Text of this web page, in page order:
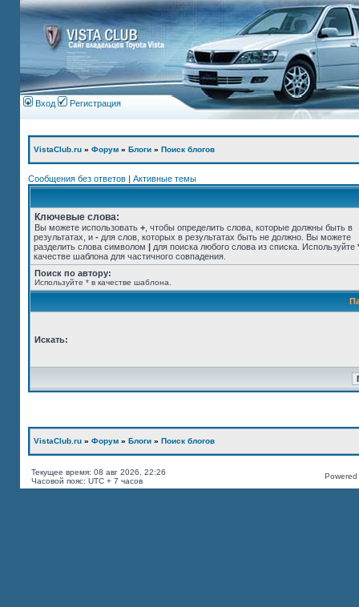
Вход Регистрация
VistaClub.ru » Форум » Блоги » Поиск блогов
Сообщения без ответов | Активные темы
Ключевые слова:
Вы можете использовать + , чтобы определить слова, которые должны быть в
результатах, и - для слов, которых в результатах быть не должно. Вы можете
разделить слова символом | для поиска любого слова из списка. Используйте
качестве шаблона для частичного совпадения.
Поиск по автору:
Используйте * в качестве шаблона.
Искать:
VistaClub.ru » Форум » Блоги » Поиск блогов
Текущее время: 08 авг 2026, 22:26
Часовой пояс: UTC + 7 часов